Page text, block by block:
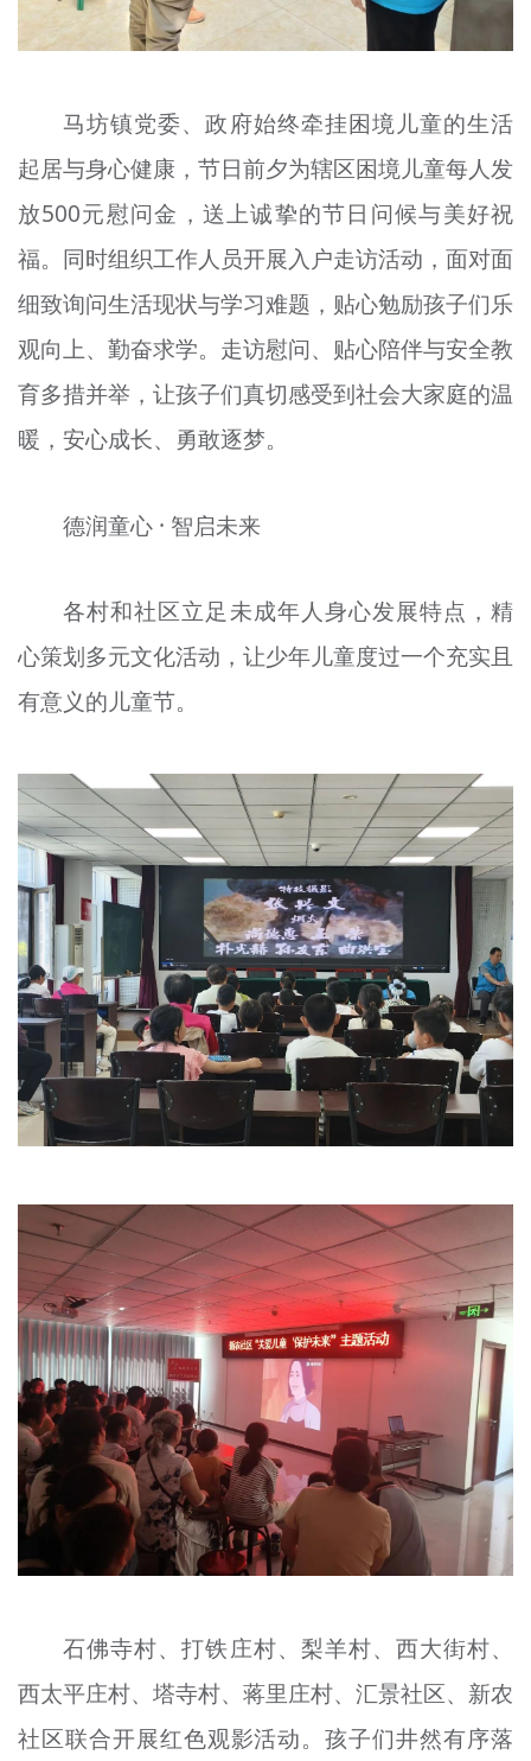
马坊镇党委、政府始终牵挂困境儿童的生活
起居与身心健康，节日前夕为辖区困境儿童每人发
放500元慰问金，送上诚挚的节日问候与美好祝
福。同时组织工作人员开展入户走访活动，面对面
细致询问生活现状与学习难题，贴心勉励孩子们乐
观向上、勤奋求学。走访慰问、贴心陪伴与安全教
育多措并举，让孩子们真切感受到社会大家庭的温
暖，安心成长、勇敢逐梦。
德润童心 · 智启未来
各村和社区立足未成年人身心发展特点，精
心策划多元文化活动，让少年儿童度过一个充实且
有意义的儿童节。
石佛寺村、打铁庄村、梨羊村、西大街村、
西太平庄村、塔寺村、蒋里庄村、汇景社区、新农
社区联合开展红色观影活动。孩子们井然有序落